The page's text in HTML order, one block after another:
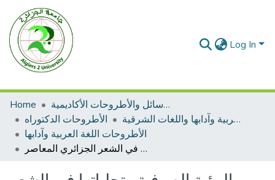
Log In
Home
الرسائل والأطروحات الأكاديمية
الأطروحات الدكتوراه
الأطروحات اللغة العربية وآدابها واللغات الشرقية
الأطروحات اللغة العربية وآدابها
الرؤية الصوفية وتجلياتها في الشعر الجزائري المعاصر